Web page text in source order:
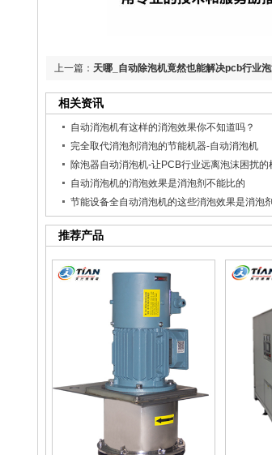
上一篇： 天哪_自动除泡机竟然也能解决pcb行业
相关资讯
自动消泡机有这样的消泡效果你不知道吗？
完全取代消泡剂消泡的节能机器-自动消泡机
除泡器自动消泡机-让PCB行业远离泡沫困扰的
自动消泡机的消泡效果是消泡剂不能比的
推荐产品